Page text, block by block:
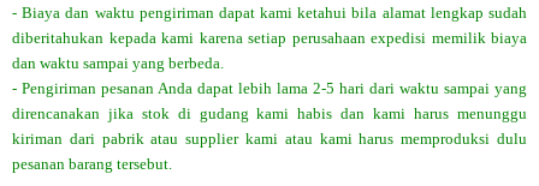
- Biaya dan waktu pengiriman dapat kami ketahui bila alamat lengkap sudah
diberitahukan kepada kami karena setiap perusahaan expedisi memilik biaya
dan waktu sampai yang berbeda.
- Pengiriman pesanan Anda dapat lebih lama 2-5 hari dari waktu sampai yang
direncanakan jika stok di gudang kami habis dan kami harus menunggu
kiriman dari pabrik atau supplier kami atau kami harus memproduksi dulu
pesanan barang tersebut.